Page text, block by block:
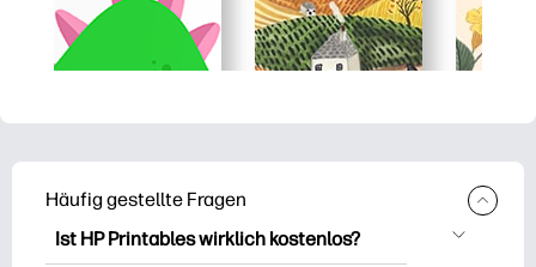
Häufig gestellte Fragen
Ist HP Printables wirklich kostenlos?